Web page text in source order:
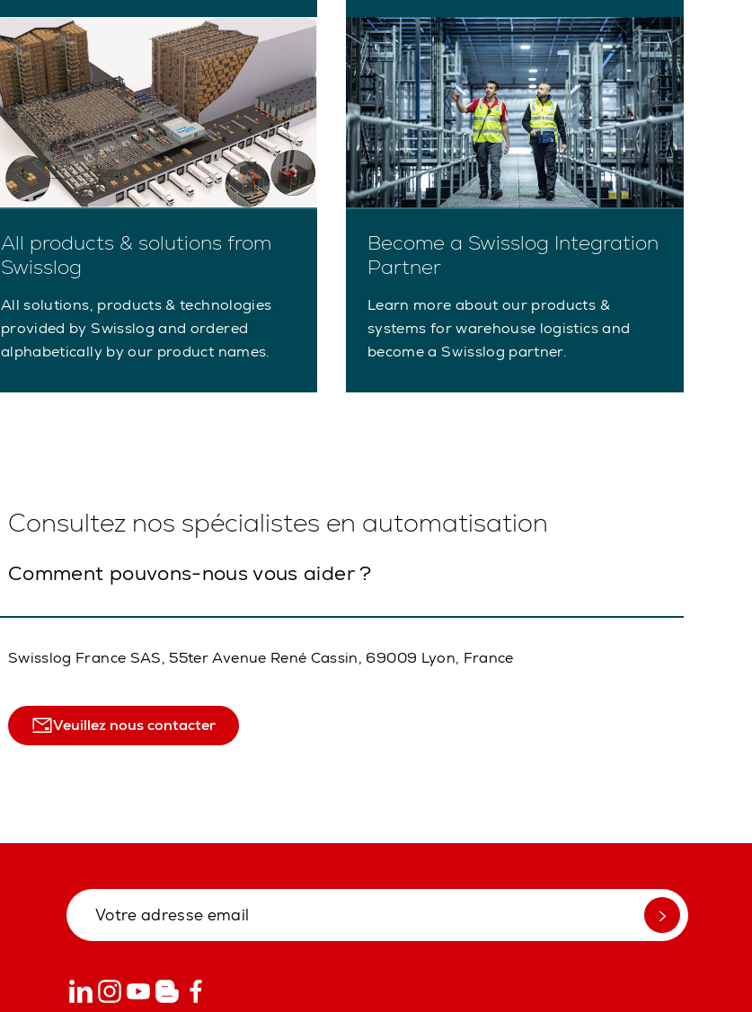
All products & solutions from
Swisslog
All solutions, products & technologies
provided by Swisslog and ordered
alphabetically by our product names.
Become a Swisslog Integration
Partner
Learn more about our products &
systems for warehouse logistics and
become a Swisslog partner.
Consultez nos spécialistes en automatisation
Comment pouvons-nous vous aider ?
Swisslog France SAS, 55ter Avenue René Cassin, 69009 Lyon, France
Veuillez nous contacter